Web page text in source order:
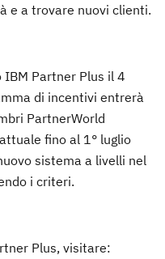
e a trovare nuovi clienti.
Partner Plus il 4
di incentivi entrerà
PartnerWorld
fino al 1° luglio
sistema a livelli nel
i criteri.
Plus, visitare: